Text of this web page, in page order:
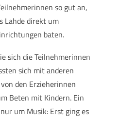
so gut an,
Lahde direkt um
baten.
sich die Teilnehmerinnen
sich mit anderen
den Erzieherinnen
Beten mit Kindern. Ein
um Musik: Erst ging es